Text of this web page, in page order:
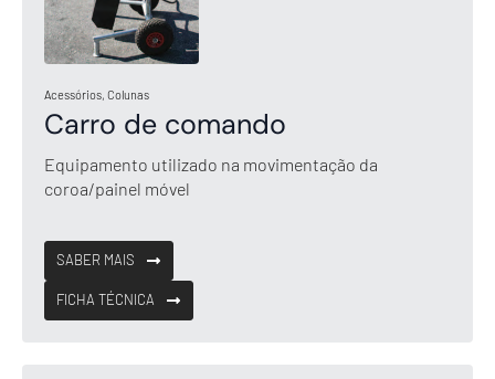
Acessórios, Colunas
Carro de comando
Equipamento utilizado na movimentação da
coroa/painel móvel
SABER MAIS
FICHA TÉCNICA